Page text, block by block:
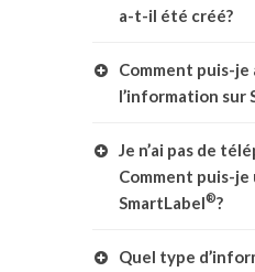
a-t-il été créé?
Comment puis-je
l’information sur
Je n’ai pas de
Comment puis-
SmartLabel®?
Quel type